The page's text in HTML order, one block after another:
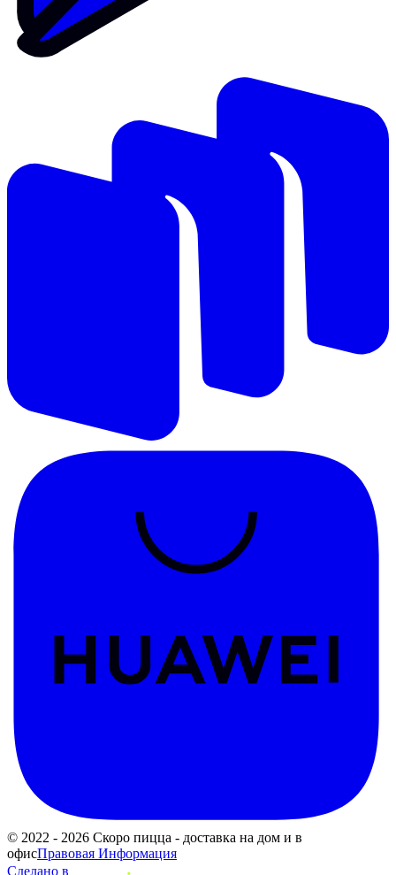
© 2022 - 2026 Скоро пицца - доставка на дом и в
офисПравовая Информация
Сделано в